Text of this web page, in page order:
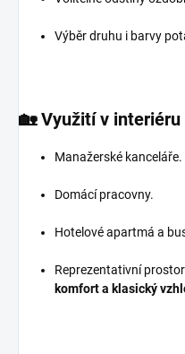
Výběr druhu i barvy
🏡Využití v interiéru
Manažerské kanceláře.
Domácí pracovny.
Hotelové apartmá a
Reprezentativní
komfort a klasický